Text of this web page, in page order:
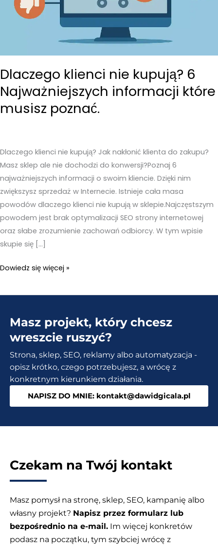
Dlaczego klienci nie kupują? 6
Najważniejszych informacji które
musisz poznać.
Dlaczego klienci nie kupują? Jak nakłonić klienta do zakupu?
Masz sklep ale nie dochodzi do konwersji?Poznaj 6
najważniejszych informacji o swoim kliencie. Dzięki nim
zwiększysz sprzedaż w Internecie. Istnieje cała masa
powodów dlaczego klienci nie kupują w sklepie.Najczęstszym
powodem jest brak optymalizacji SEO strony internetowej
oraz słabe zrozumienie zachowań odbiorcy. W tym wpisie
skupie się […]
Dlaczego
nie
Najważniejszych
które
musisz
poznać.
Dowiedz się więcej »
Masz projekt, który chcesz
wreszcie ruszyć?
Strona, sklep, SEO, reklamy albo automatyzacja -
opisz krótko, czego potrzebujesz, a wrócę z
konkretnym kierunkiem działania.
NAPISZ DO MNIE: kontakt@dawidgicala.pl
Czekam na Twój kontakt
Masz pomysł na stronę, sklep, SEO, kampanię albo
własny projekt? Napisz przez formularz lub
bezpośrednio na e-mail. Im więcej konkretów
podasz na początku, tym szybciej wrócę z